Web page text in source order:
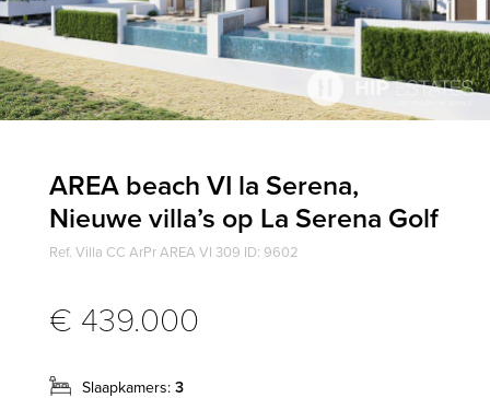
AREA beach VI la Serena,
Nieuwe villa’s op La Serena Golf
Ref. Villa CC ArPr AREA VI 309 ID: 9602
€ 439.000
Slaapkamers: 3